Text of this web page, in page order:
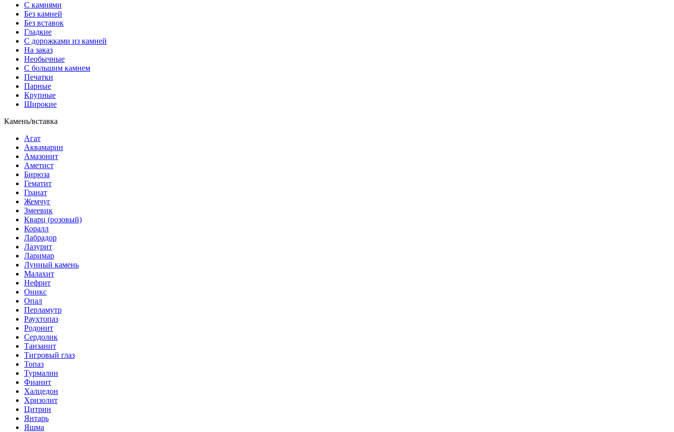
С камнями
Без камней
Без вставок
Гладкие
С дорожками из камней
На заказ
Необычные
С большим камнем
Печатки
Парные
Крупные
Широкие
Камень/вставка
Агат
Аквамарин
Амазонит
Аметист
Бирюза
Гематит
Гранат
Жемчуг
Змеевик
Кварц (розовый)
Коралл
Лабрадор
Лазурит
Ларимар
Лунный камень
Малахит
Нефрит
Оникс
Опал
Перламутр
Раухтопаз
Родонит
Сердолик
Танзанит
Тигровый глаз
Топаз
Турмалин
Фианит
Халцедон
Хризолит
Цитрин
Янтарь
Яшма